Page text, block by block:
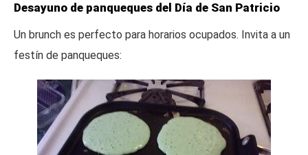
Desayuno de panqueques del Día de San Patricio
Un brunch es perfecto para horarios ocupados. Invita a un
festín de panqueques: